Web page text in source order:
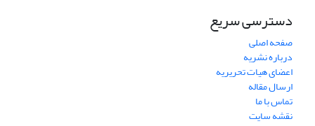
دسترسی سریع
صفحه اصلی
درباره نشریه
اعضای هیات تحریریه
ارسال مقاله
تماس با ما
نقشه سایت